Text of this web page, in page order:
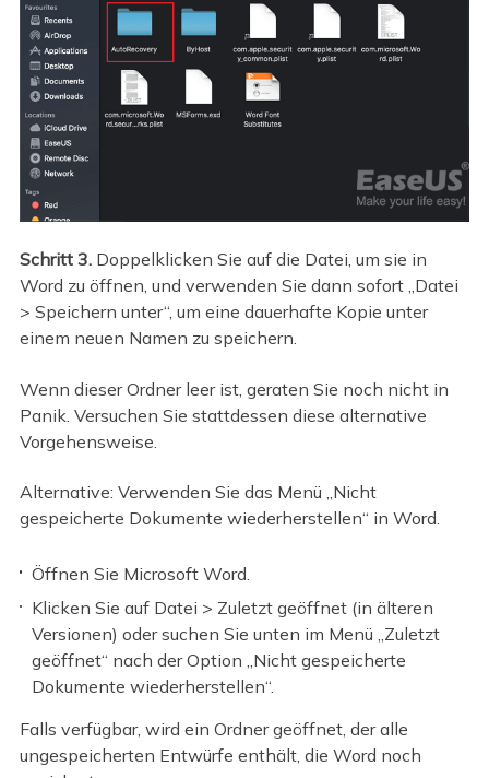
Schritt 3.Doppelklicken Sie auf die Datei, um sie in
Word zu öffnen, und verwenden Sie dann sofort „Datei
> Speichern unter“, um eine dauerhafte Kopie unter
einem neuen Namen zu speichern.
Wenn dieser Ordner leer ist, geraten Sie noch nicht in
Panik. Versuchen Sie stattdessen diese alternative
Vorgehensweise.
Alternative: Verwenden Sie das Menü „Nicht
gespeicherte Dokumente wiederherstellen“ in Word.
Öffnen Sie Microsoft Word.
Klicken Sie auf Datei > Zuletzt geöffnet (in älteren
Versionen) oder suchen Sie unten im Menü „Zuletzt
geöffnet“ nach der Option „Nicht gespeicherte
Dokumente wiederherstellen“.
Falls verfügbar, wird ein Ordner geöffnet, der alle
ungespeicherten Entwürfe enthält, die Word noch